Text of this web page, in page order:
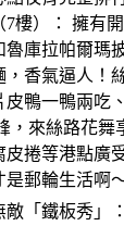
樓）： 擁有
庫拉帕爾瑪
香氣逼人！
鴨一鴨兩吃
，來絲路花舞
捲等港點廣
是郵輪生活啊
敵「鐵板秀」